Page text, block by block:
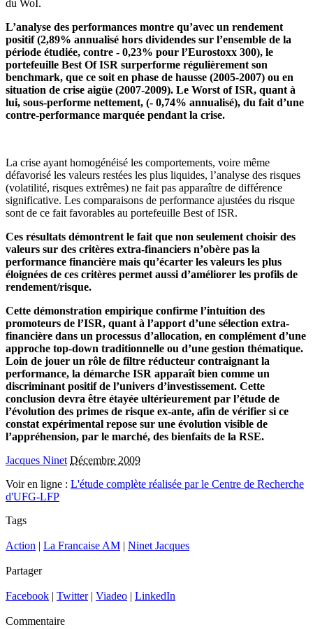
du WoI.
L’analyse des performances montre qu’avec un rendement
positif (2,89% annualisé hors dividendes sur l’ensemble de la
période étudiée, contre - 0,23% pour l’Eurostoxx 300), le
portefeuille Best Of ISR surperforme régulièrement son
benchmark, que ce soit en phase de hausse (2005-2007) ou en
situation de crise aigüe (2007-2009). Le Worst of ISR, quant à
lui, sous-performe nettement, (- 0,74% annualisé), du fait d’une
contre-performance marquée pendant la crise.
La crise ayant homogénéisé les comportements, voire même
défavorisé les valeurs restées les plus liquides, l’analyse des risques
(volatilité, risques extrêmes) ne fait pas apparaître de différence
significative. Les comparaisons de performance ajustées du risque
sont de ce fait favorables au portefeuille Best of ISR.
Ces résultats démontrent le fait que non seulement choisir des
valeurs sur des critères extra-financiers n’obère pas la
performance financière mais qu’écarter les valeurs les plus
éloignées de ces critères permet aussi d’améliorer les profils de
rendement/risque.
Cette démonstration empirique confirme l’intuition des
promoteurs de l’ISR, quant à l’apport d’une sélection extra-
financière dans un processus d’allocation, en complément d’une
approche top-down traditionnelle ou d’une gestion thématique.
Loin de jouer un rôle de filtre réducteur contraignant la
performance, la démarche ISR apparaît bien comme un
discriminant positif de l’univers d’investissement. Cette
conclusion devra être étayée ultérieurement par l’étude de
l’évolution des primes de risque ex-ante, afin de vérifier si ce
constat expérimental repose sur une évolution visible de
l’appréhension, par le marché, des bienfaits de la RSE.
Jacques Ninet Décembre 2009
Voir en ligne : L'étude complète réalisée par le Centre de Recherche
d'UFG-LFP
Tags
Action | La Francaise AM | Ninet Jacques
Partager
Facebook | Twitter| Viadeo | LinkedIn
Commentaire